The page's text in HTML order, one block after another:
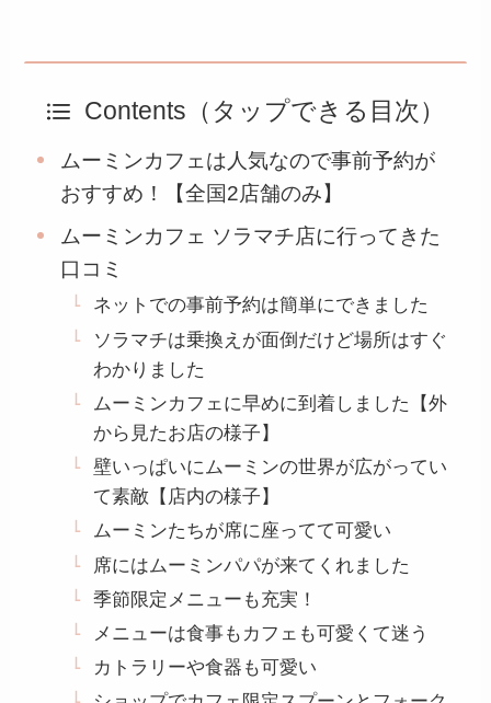
Contents（タップできる目次）
ムーミンカフェは人気なので事前予約が
おすすめ！【全国2店舗のみ】
ムーミンカフェ ソラマチ店に行ってきた
口コミ
ネットでの事前予約は簡単にできました
ソラマチは乗換えが面倒だけど場所はすぐ
わかりました
ムーミンカフェに早めに到着しました【外
から見たお店の様子】
壁いっぱいにムーミンの世界が広がってい
て素敵【店内の様子】
ムーミンたちが席に座ってて可愛い
席にはムーミンパパが来てくれました
季節限定メニューも充実！
メニューは食事もカフェも可愛くて迷う
カトラリーや食器も可愛い